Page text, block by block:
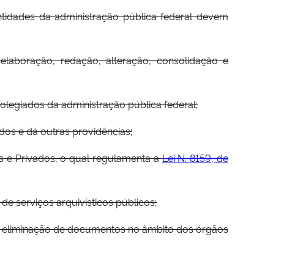
da administração pública federal devem
redação, alteração, consolidação e
da administração pública federal;
e dá outras providências;
e Privados, o qual regulamenta aLei N. 8159, de
serviços arquivísticos públicos;
de documentos no âmbito dos órgãos